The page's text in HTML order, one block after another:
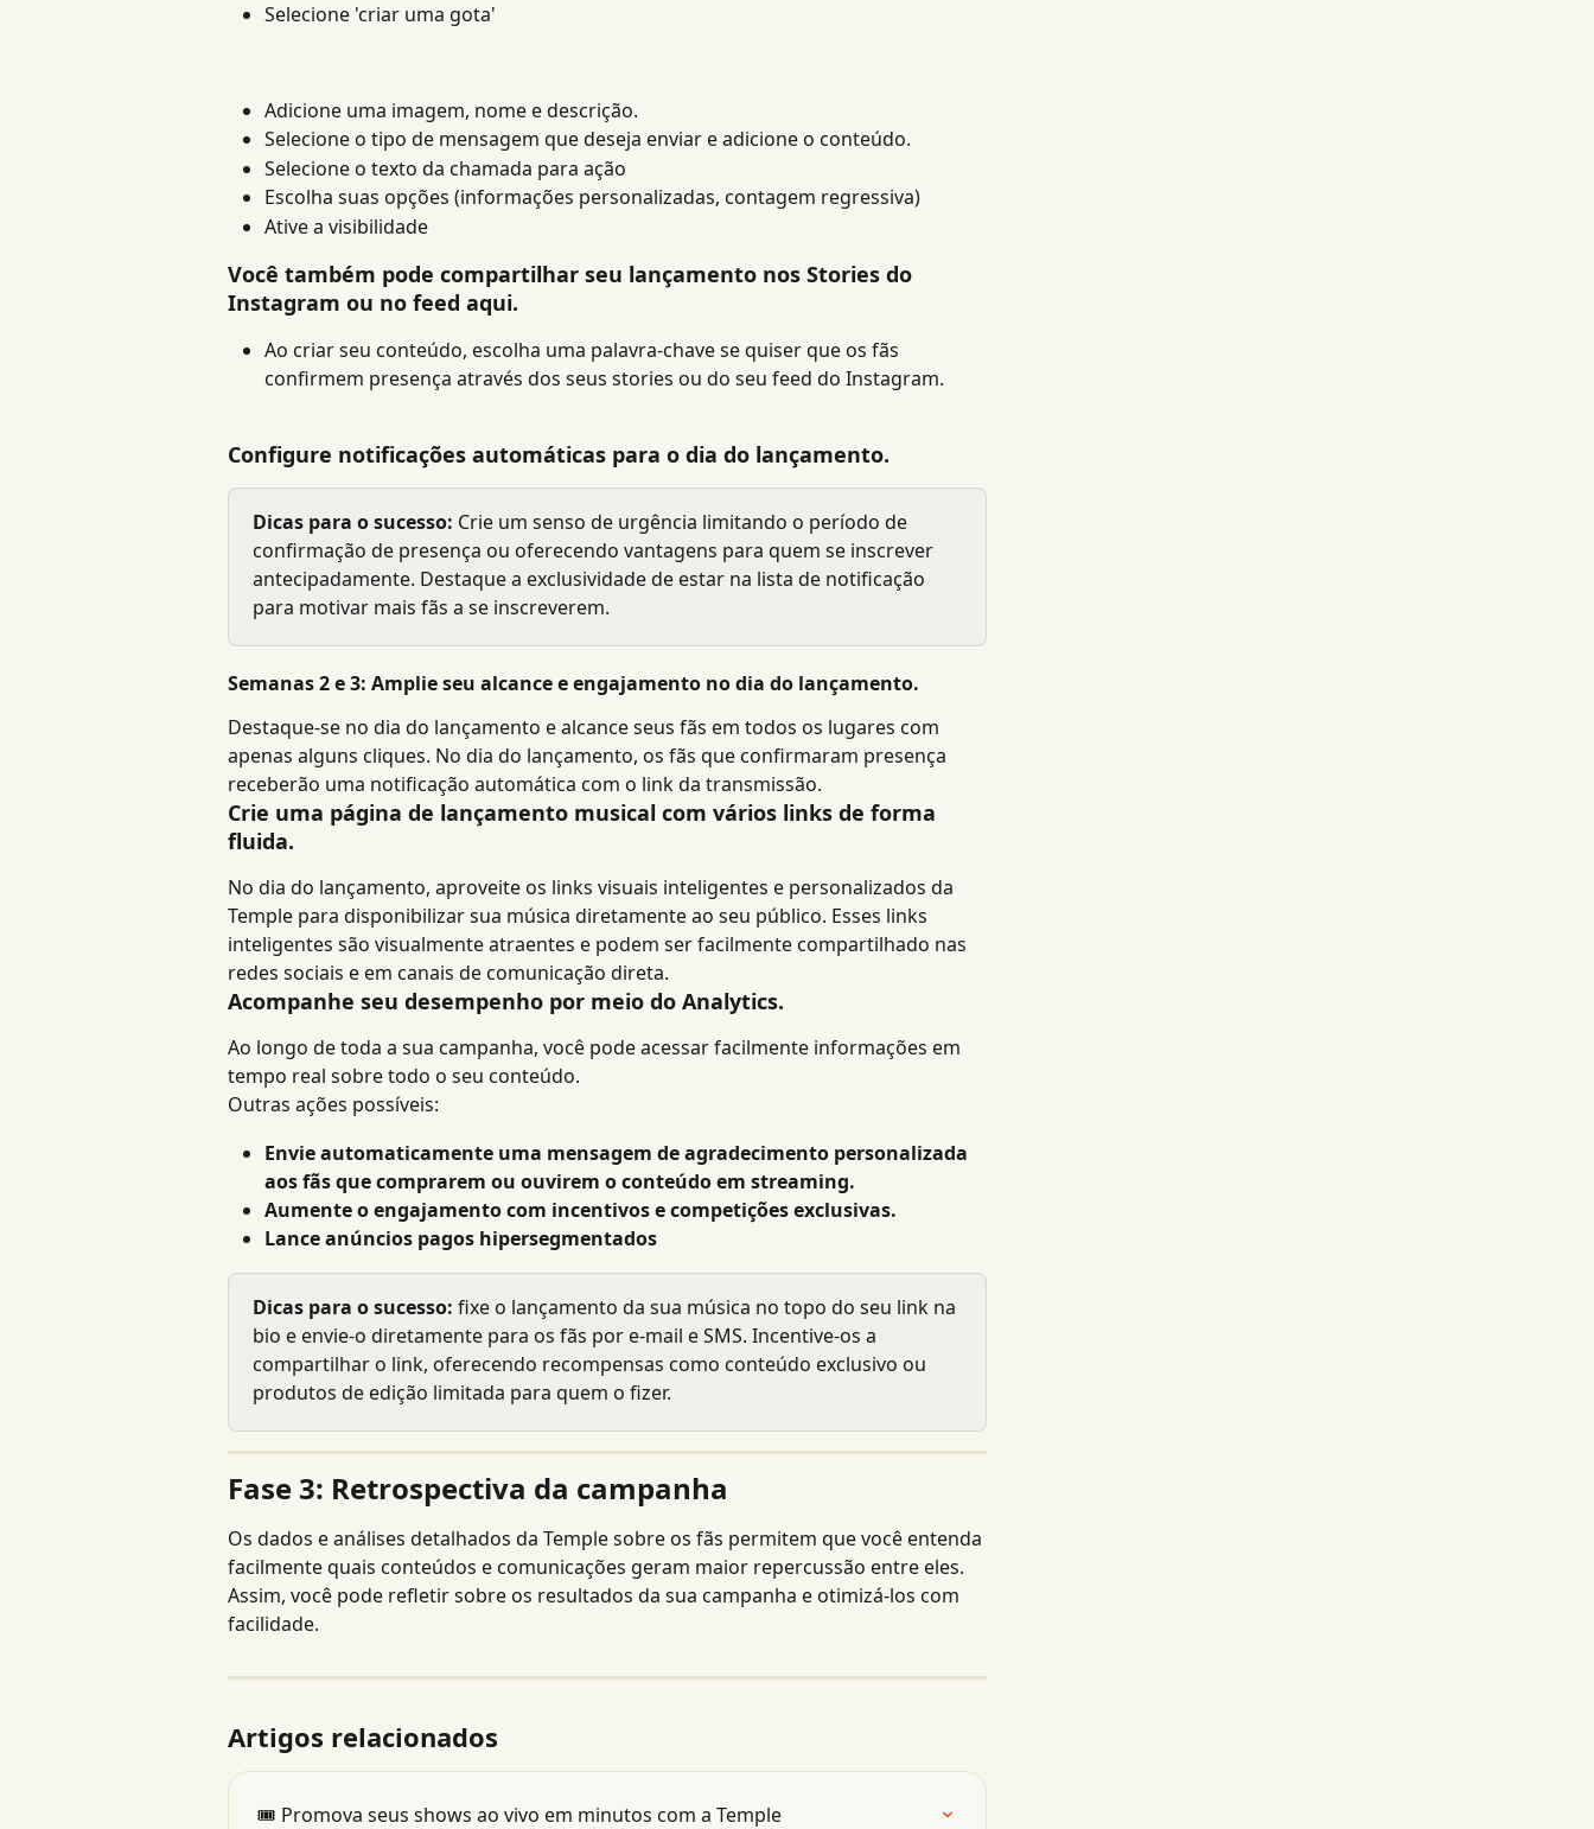
Selecione 'criar uma gota'
Adicione uma imagem, nome e descrição.
Selecione o tipo de mensagem que deseja enviar e adicione o conteúdo.
Selecione o texto da chamada para ação
Escolha suas opções (informações personalizadas, contagem regressiva)
Ative a visibilidade
Você também pode compartilhar seu lançamento nos Stories do
Instagram ou no feed aqui.
Ao criar seu conteúdo, escolha uma palavra-chave se quiser que os fãs
confirmem presença através dos seus stories ou do seu feed do Instagram.
Configure notificações automáticas para o dia do lançamento.
Dicas para o sucesso: Crie um senso de urgência limitando o período de
confirmação de presença ou oferecendo vantagens para quem se inscrever
antecipadamente. Destaque a exclusividade de estar na lista de notificação
para motivar mais fãs a se inscreverem.
Semanas 2 e 3: Amplie seu alcance e engajamento no dia do lançamento.
Destaque-se no dia do lançamento e alcance seus fãs em todos os lugares com
apenas alguns cliques. No dia do lançamento, os fãs que confirmaram presença
receberão uma notificação automática com o link da transmissão.
Crie uma página de lançamento musical com vários links de forma
fluida.
No dia do lançamento, aproveite os links visuais inteligentes e personalizados da
Temple para disponibilizar sua música diretamente ao seu público. Esses links
inteligentes são visualmente atraentes e podem ser facilmente compartilhado nas
redes sociais e em canais de comunicação direta.
Acompanhe seu desempenho por meio do Analytics.
Ao longo de toda a sua campanha, você pode acessar facilmente informações em
tempo real sobre todo o seu conteúdo.
Outras ações possíveis:
Envie automaticamente uma mensagem de agradecimento personalizada
aos fãs que comprarem ou ouvirem o conteúdo em streaming.
Aumente o engajamento com incentivos e competições exclusivas.
Lance anúncios pagos hipersegmentados
Dicas para o sucesso: fixe o lançamento da sua música no topo do seu link na
bio e envie-o diretamente para os fãs por e-mail e SMS. Incentive-os a
compartilhar o link, oferecendo recompensas como conteúdo exclusivo ou
produtos de edição limitada para quem o fizer.
Fase 3: Retrospectiva da campanha
Os dados e análises detalhados da Temple sobre os fãs permitem que você entenda
facilmente quais conteúdos e comunicações geram maior repercussão entre eles.
Assim, você pode refletir sobre os resultados da sua campanha e otimizá-los com
facilidade.
Artigos relacionados
🎟 Promova seus shows ao vivo em minutos com a Temple